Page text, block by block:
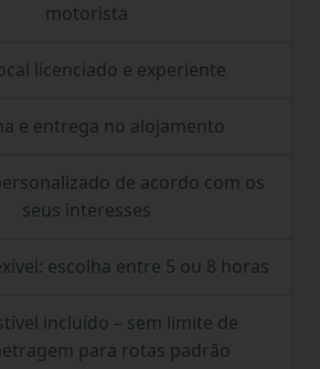
motorista
licenciado e experiente
e entrega no alojamento
de acordo com os
seus interesses
escolha entre 5 ou 8 horas
incluído – sem limite de
para rotas padrão